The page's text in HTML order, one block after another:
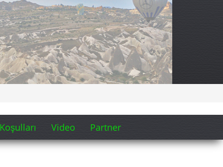
ve sıcacık Karadeniz misafirperverliğini. İster